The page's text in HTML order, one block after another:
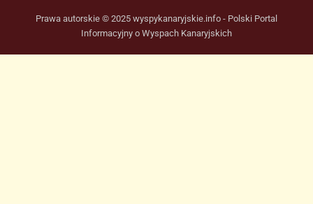
Prawa autorskie © 2025 wyspykanaryjskie.info - Polski Portal
Informacyjny o Wyspach Kanaryjskich